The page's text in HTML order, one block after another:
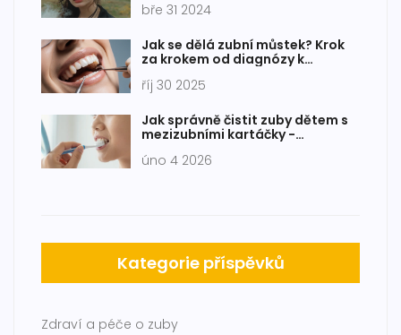
bře 31 2024
Jak se dělá zubní můstek? Krok
za krokem od diagnózy k
říj 30 2025
Jak správně čistit zuby dětem s
mezizubními kartáčky -
úno 4 2026
Kategorie příspěvků
Zdraví a péče o zuby